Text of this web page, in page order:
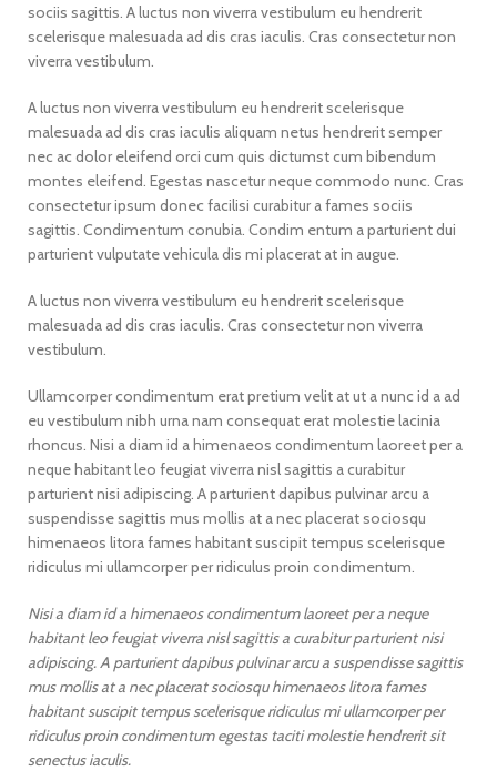
sociis sagittis. A luctus non viverra vestibulum eu hendrerit
scelerisque malesuada ad dis cras iaculis. Cras consectetur non
viverra vestibulum.
A luctus non viverra vestibulum eu hendrerit scelerisque
malesuada ad dis cras iaculis aliquam netus hendrerit semper
nec ac dolor eleifend orci cum quis dictumst cum bibendum
montes eleifend. Egestas nascetur neque commodo nunc. Cras
consectetur ipsum donec facilisi curabitur a fames sociis
sagittis. Condimentum conubia. Condim entum a parturient dui
parturient vulputate vehicula dis mi placerat at in augue.
A luctus non viverra vestibulum eu hendrerit scelerisque
malesuada ad dis cras iaculis. Cras consectetur non viverra
vestibulum.
Ullamcorper condimentum erat pretium velit at ut a nunc id a ad
eu vestibulum nibh urna nam consequat erat molestie lacinia
rhoncus. Nisi a diam id a himenaeos condimentum laoreet per a
neque habitant leo feugiat viverra nisl sagittis a curabitur
parturient nisi adipiscing. A parturient dapibus pulvinar arcu a
suspendisse sagittis mus mollis at a nec placerat sociosqu
himenaeos litora fames habitant suscipit tempus scelerisque
ridiculus mi ullamcorper per ridiculus proin condimentum.
Nisi a diam id a himenaeos condimentum laoreet per a neque
habitant leo feugiat viverra nisl sagittis a curabitur parturient nisi
adipiscing. A parturient dapibus pulvinar arcu a suspendisse sagittis
mus mollis at a nec placerat sociosqu himenaeos litora fames
habitant suscipit tempus scelerisque ridiculus mi ullamcorper per
ridiculus proin condimentum egestas taciti molestie hendrerit sit
senectus iaculis.